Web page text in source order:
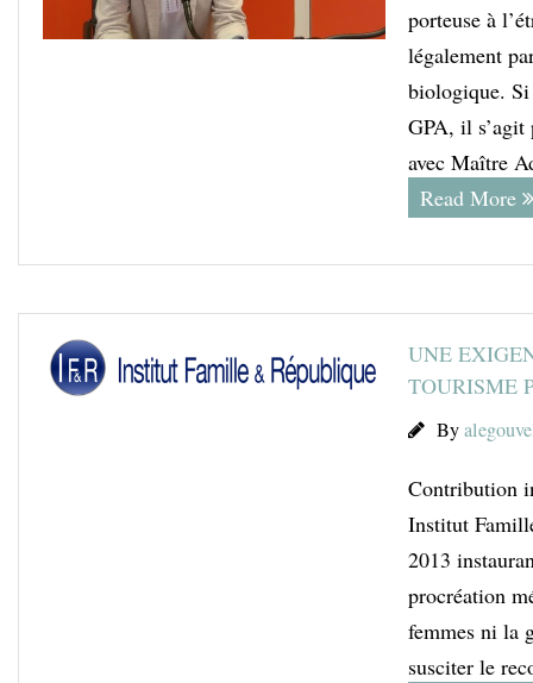
porteuse à
légalement
biologique. Si
GPA, il s’agit
avec Maître
Read More
UNE
TOURISME
By
Contribution
Institut
2013
procréation
femmes ni la
susciter le